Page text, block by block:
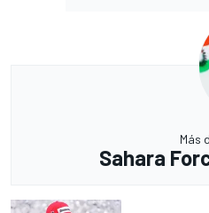
Más
Sahara